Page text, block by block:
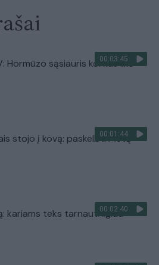
00:03:45
Hormūzo sąsiauris kol kas liks
00:01:44
stojo į kovą: paskelbti Metų
00:02:40
kariams teks tarnauti ilgiau